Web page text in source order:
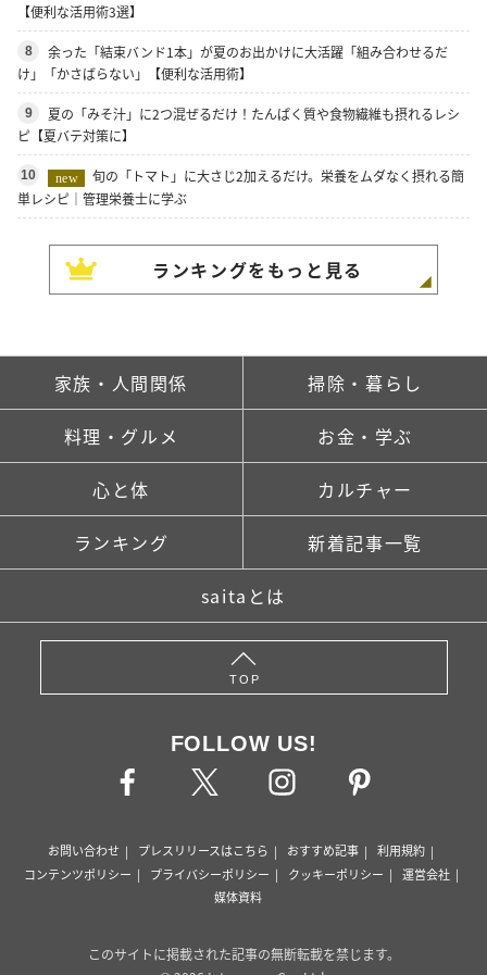
【便利な活用術3選】
8
余った「結束バンド1本」が夏のお出かけに大活躍「組み合わせるだ
け」「かさばらない」【便利な活用術】
9
夏の「みそ汁」に2つ混ぜるだけ！たんぱく質や食物繊維も摂れるレシ
ピ【夏バテ対策に】
10 new
旬の「トマト」に大さじ2加えるだけ。栄養をムダなく摂れる簡
単レシピ｜管理栄養士に学ぶ
ランキングをもっと見る
家族・人間関係 掃除・暮らし
料理・グルメ お金・学ぶ
心と体 カルチャー
ランキング 新着記事一覧
saitaとは
TOP
FOLLOW US!
お問い合わせ プレスリリースはこちら おすすめ記事
利用規約
コンテンツポリシー
プライバシーポリシー クッキーポリシー
運営会社
媒体資料
このサイトに掲載された記事の無断転載を禁じます。